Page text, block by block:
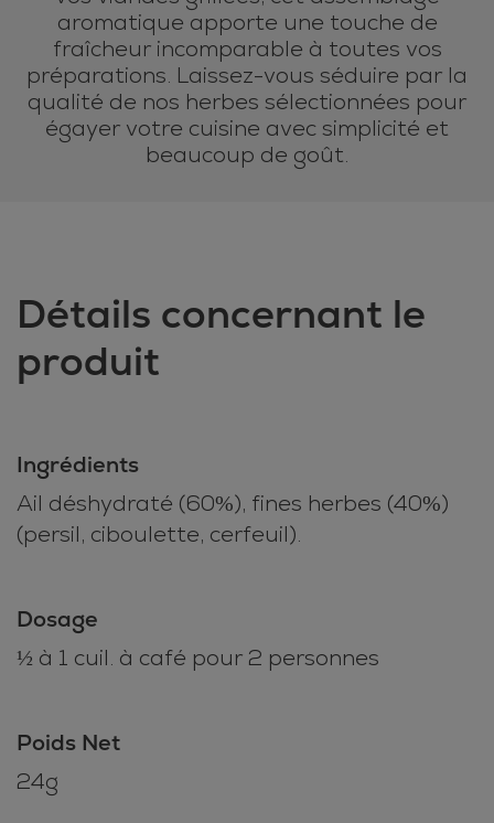
aromatique apporte une touche de
fraîcheur incomparable à toutes vos
préparations. Laissez-vous séduire par la
qualité de nos herbes sélectionnées pour
égayer votre cuisine avec simplicité et
beaucoup de goût.
Détails concernant le
produit
Ingrédients
Ail déshydraté (60%), fines herbes (40%)
(persil, ciboulette, cerfeuil).
Dosage
½ à 1 cuil. à café pour 2 personnes
Poids Net
24g